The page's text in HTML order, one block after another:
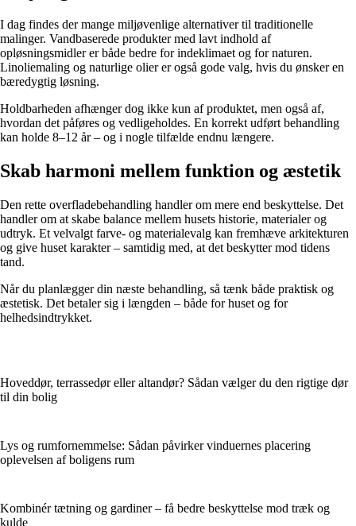
I dag findes der mange miljøvenlige alternativer til traditionelle
malinger. Vandbaserede produkter med lavt indhold af
opløsningsmidler er både bedre for indeklimaet og for naturen.
Linoliemaling og naturlige olier er også gode valg, hvis du ønsker en
bæredygtig løsning.
Holdbarheden afhænger dog ikke kun af produktet, men også af,
hvordan det påføres og vedligeholdes. En korrekt udført behandling
kan holde 8–12 år – og i nogle tilfælde endnu længere.
Skab harmoni mellem funktion og æstetik
Den rette overfladebehandling handler om mere end beskyttelse. Det
handler om at skabe balance mellem husets historie, materialer og
udtryk. Et velvalgt farve- og materialevalg kan fremhæve arkitekturen
og give huset karakter – samtidig med, at det beskytter mod tidens
tand.
Når du planlægger din næste behandling, så tænk både praktisk og
æstetisk. Det betaler sig i længden – både for huset og for
helhedsindtrykket.
Hoveddør, terrassedør eller altandør? Sådan vælger du den rigtige dør
til din bolig
Lys og rumfornemmelse: Sådan påvirker vinduernes placering
oplevelsen af boligens rum
Kombinér tætning og gardiner – få bedre beskyttelse mod træk og
kulde